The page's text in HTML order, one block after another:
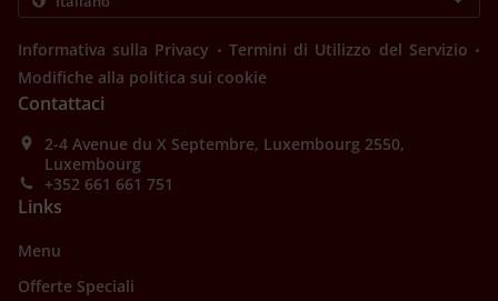
Informativa sulla Privacy . Termini di Utilizzo del Servizio .
Modifiche alla politica sui cookie
Contattaci
2-4 Avenue du X Septembre, Luxembourg 2550,
Luxembourg
+352 661 661 751
Links
Menu
Offerte Speciali